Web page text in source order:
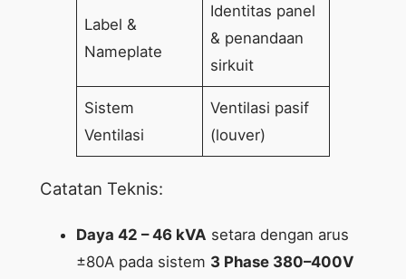
Label &
Nameplate
Identitas panel
& penandaan
sirkuit
Sistem
Ventilasi
Ventilasi pasif
(louver)
Catatan Teknis:
Daya 42 – 46 kVA setara dengan arus
±80A pada sistem 3 Phase 380–400V